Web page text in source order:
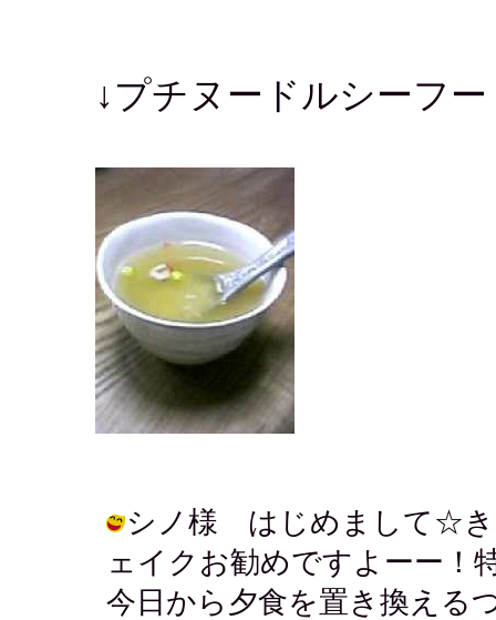
↓プチヌードルシーフ
シノ様 はじめまして☆き
ェイクお勧めですよーー！
今日から夕食を置き換える